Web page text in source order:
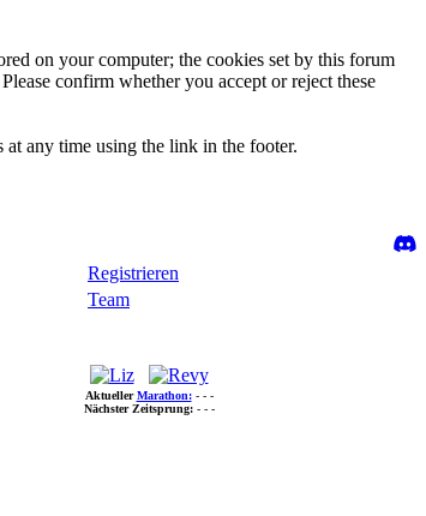
on your computer; the cookies set by this forum
confirm whether you accept or reject these
any time using the link in the footer.
Registrieren
Team
AktuellerMarathon:- - -
Nächster Zeitsprung:- - -